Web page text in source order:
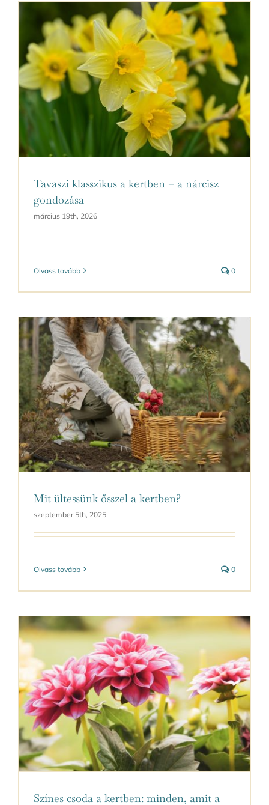
Tavaszi klasszikus a kertben – a nárcisz
gondozása
március 19th, 2026
Olvass tovább 0
Mit ültessünk ősszel a kertben?
szeptember 5th, 2025
Olvass tovább 0
Színes csoda a kertben: minden, amit a